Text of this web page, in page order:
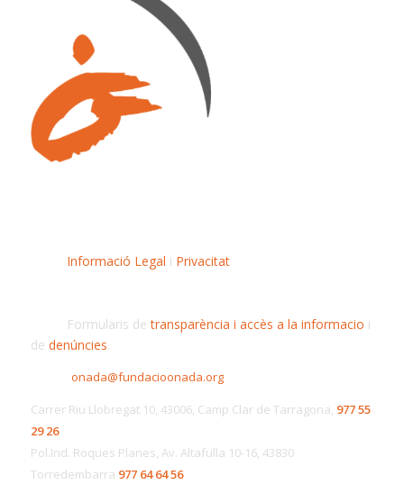
Informació Legal i Privacitat
Formularis detransparència i accès a la informacio i
de denúncies.
onada@fundacioonada.org
Carrer Riu Llobregat 10, 43006, Camp Clar de Tarragona, 977 55
29 26
Pol.Ind. Roques Planes, Av. Altafulla 10-16, 43830
Torredembarra 977 64 64 56